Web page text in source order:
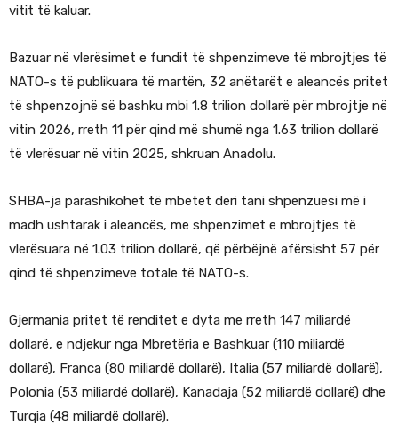
vitit të kaluar.
Bazuar në vlerësimet e fundit të shpenzimeve të mbrojtjes të
NATO-s të publikuara të martën, 32 anëtarët e aleancës pritet
të shpenzojnë së bashku mbi 1.8 trilion dollarë për mbrojtje në
vitin 2026, rreth 11 për qind më shumë nga 1.63 trilion dollarë
të vlerësuar në vitin 2025, shkruan Anadolu.
SHBA-ja parashikohet të mbetet deri tani shpenzuesi më i
madh ushtarak i aleancës, me shpenzimet e mbrojtjes të
vlerësuara në 1.03 trilion dollarë, që përbëjnë afërsisht 57 për
qind të shpenzimeve totale të NATO-s.
Gjermania pritet të renditet e dyta me rreth 147 miliardë
dollarë, e ndjekur nga Mbretëria e Bashkuar (110 miliardë
dollarë), Franca (80 miliardë dollarë), Italia (57 miliardë dollarë),
Polonia (53 miliardë dollarë), Kanadaja (52 miliardë dollarë) dhe
Turqia (48 miliardë dollarë).